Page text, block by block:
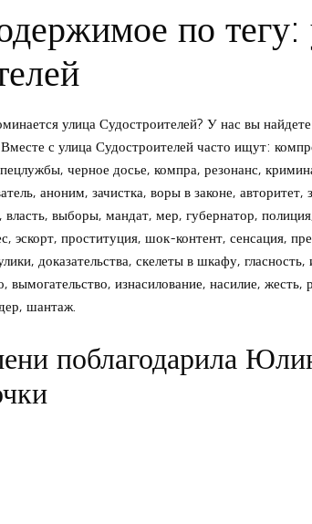
по тегу:
улица Судостроителей? У нас вы
с улица Судостроителей часто ищут:
черное досье, компра, резонанс,
аноним, зачистка, воры в законе,
власть, выборы, мандат, мер, губернатор,
эскорт, проституция, шок-контент, сенсация,
доказательства, скелеты в шкафу,
вымогательство, изнасилование, насилие,
шантаж.
поблагодарила